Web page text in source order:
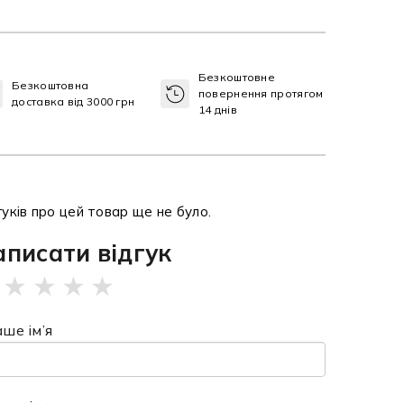
Безкоштовна
доставка від 3000 грн
Безкоштовне
повернення протягом
14 днів
про цей товар ще не було.
відгук
★ ★ ★ ★
ім’я